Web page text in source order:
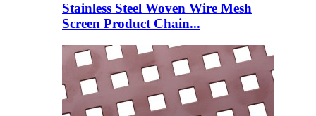
Stainless Steel Woven Wire Mesh
Screen Product Chain...